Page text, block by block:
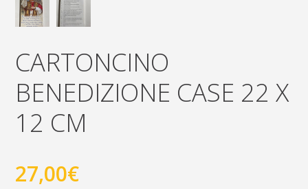
CARTONCINO
BENEDIZIONE CASE 22 X
12 CM
27,00€